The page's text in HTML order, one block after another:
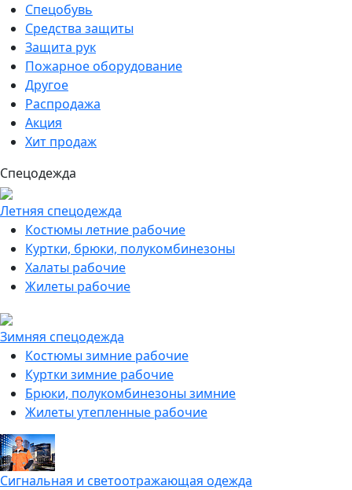
Спецобувь
Средства защиты
Защита рук
Пожарное оборудование
Другое
Распродажа
Акция
Хит продаж
Спецодежда
Летняя спецодежда
Костюмы летние рабочие
Куртки, брюки, полукомбинезоны
Халаты рабочие
Жилеты рабочие
Зимняя спецодежда
Костюмы зимние рабочие
Куртки зимние рабочие
Брюки, полукомбинезоны зимние
Жилеты утепленные рабочие
Сигнальная и светоотражающая одежда